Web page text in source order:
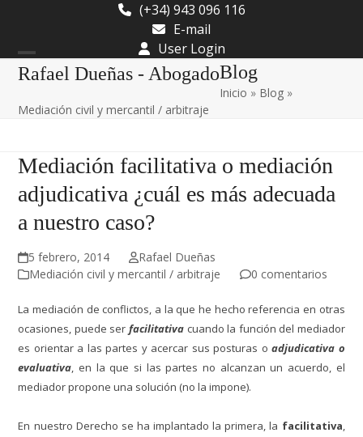
content
(+34) 943 096 116
E-mail
User Login
Rafael Dueñas - Abogado
Open
Close
Blog
Inicio » Blog »
Mediación civil y mercantil / arbitraje
Mediación facilitativa o mediación
adjudicativa ¿cuál es más adecuada
a nuestro caso?
5 febrero, 2014
Rafael Dueñas
Mediación civil y mercantil / arbitraje
0 comentarios
La mediación de conflictos, a la que he hecho referencia en otras
ocasiones, puede ser facilitativa cuando la función del mediador
es orientar a las partes y acercar sus posturas oadjudicativa o
evaluativa, en la que si las partes no alcanzan un acuerdo, el
mediador propone una solución (no la impone).
En nuestro Derecho se ha implantado la primera, la facilitativa,